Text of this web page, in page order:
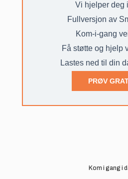
Vi hjelper deg
Fullversjon av
Kom-i-gang
Få støtte og hjelp
Lastes ned til din
PRØV
Kom i gang i